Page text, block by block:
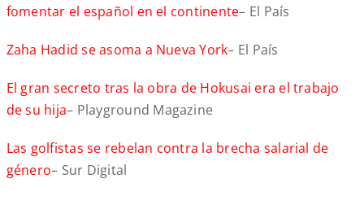
fomentar el español en el continente– El País
Zaha Hadid se asoma a Nueva York– El País
El gran secreto tras la obra de Hokusai era el trabajo
de su hija– Playground Magazine
Las golfistas se rebelan contra la brecha salarial de
género– Sur Digital